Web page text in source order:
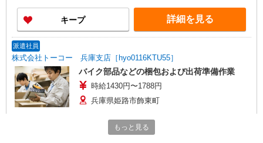
キープ 詳細を見る
派遣社員
株式会社トーコー 兵庫支店［hyo0116KTU55］
バイク部品などの梱包および出荷準備作業
時給1430円〜1788円
兵庫県姫路市飾東町
もっと見る